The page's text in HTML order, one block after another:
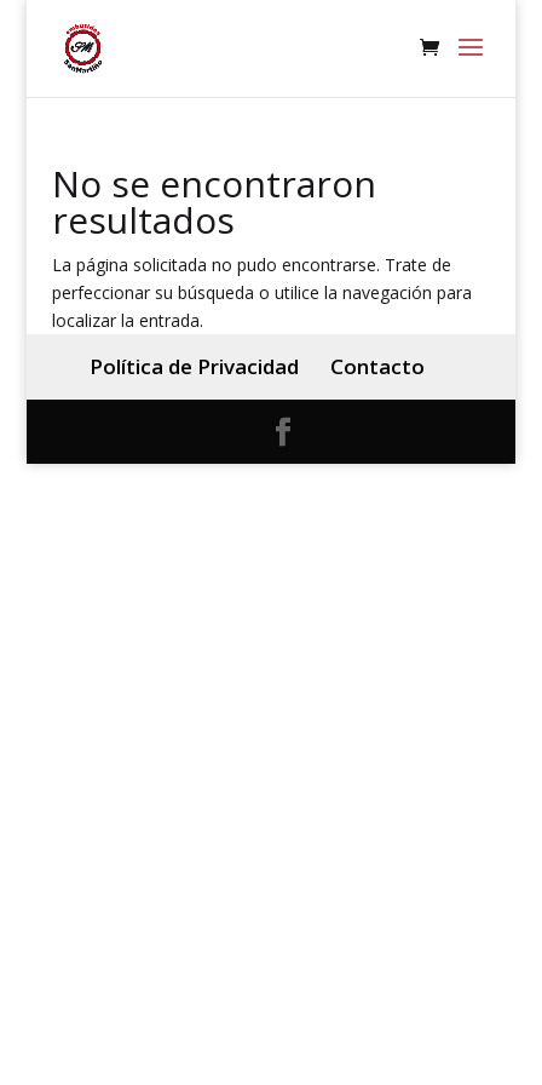
No se encontraron
resultados
La página solicitada no pudo encontrarse. Trate de
perfeccionar su búsqueda o utilice la navegación para
localizar la entrada.
Política de Privacidad Contacto